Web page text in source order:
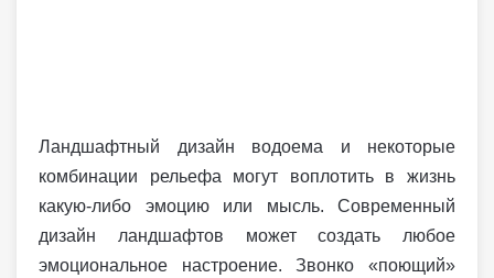
Ландшафтный дизайн водоема и некоторые
комбинации рельефа могут воплотить в жизнь
какую-либо эмоцию или мысль. Современный
дизайн ландшафтов может создать любое
эмоциональное настроение. Звонко «поющий»